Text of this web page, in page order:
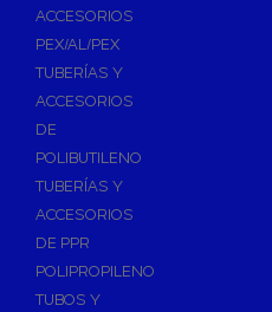
ACCESORIOS
PEX/AL/PEX
TUBERÍAS Y
ACCESORIOS
DE
POLIBUTILENO
TUBERÍAS Y
ACCESORIOS
DE PPR
POLIPROPILENO
TUBOS Y